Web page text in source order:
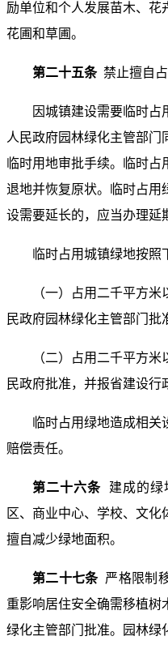
励单位和个人发展苗木、花
花圃和草圃。
第二十五条 禁止擅自
因城镇建设需要临时
人民政府园林绿化主管部门
临时用地审批手续。临时
退地并恢复原状。临时占用
设需要延长的，应当办理延
临时占用城镇绿地按照
（一）占用二千平方
民政府园林绿化主管部门批
（二）占用二千平方
民政府批准，并报省建设行
临时占用绿地造成相
赔偿责任。
第二十六条 建成的绿
区、商业中心、学校、文
擅自减少绿地面积。
第二十七条 严格限制
重影响居住安全确需移植树
绿化主管部门批准。园林绿